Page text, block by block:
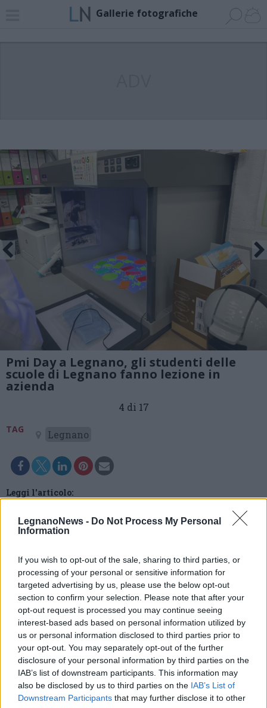
LegnanoNews - Do Not Process My Personal
Information
If you wish to opt-out of the sale, sharing to third parties, or
processing of your personal or sensitive information for
targeted advertising by us, please use the below opt-out
section to confirm your selection. Please note that after your
opt-out request is processed you may continue seeing
interest-based ads based on personal information utilized by
us or personal information disclosed to third parties prior to
your opt-out. You may separately opt-out of the further
disclosure of your personal information by third parties on the
IAB’s list of downstream participants. This information may
also be disclosed by us to third parties on the IAB’s List of
Downstream Participants that may further disclose it to other
Gallerie fotografiche
Pmi Day a Legnano, gli studenti delle
scuole di Legnano fanno lezione in
azienda
4 di 17
TAG Legnano
Leggi l'articolo:
Day: “Abbiamo bisogno di tecnici”